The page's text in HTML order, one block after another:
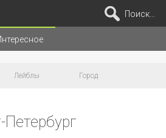
Поиск...
Лейблы Город